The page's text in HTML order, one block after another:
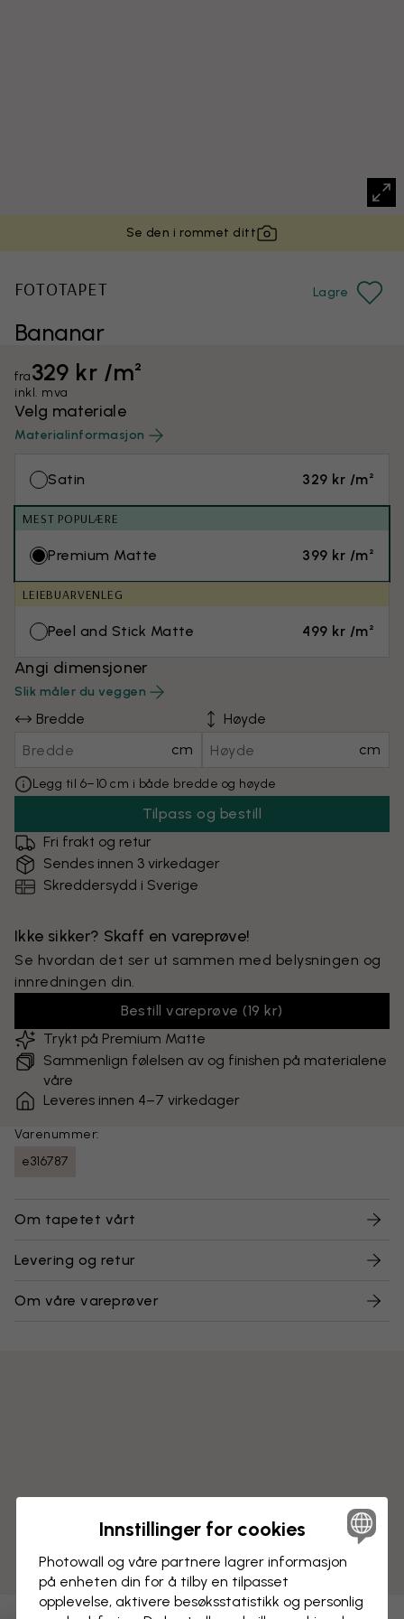
Se den i rommet ditt
Bananar
FOTOTAPET Lagre
fra329 kr /m²
inkl. mva
Velg materiale
Materialinformasjon
Satin 329 kr /m²
MEST POPULÆRE
Premium Matte 399 kr /m²
LEIEBUARVENLEG
Peel and Stick Matte 499 kr /m²
Angi dimensjoner
Slik måler du veggen
Bredde
cm
Høyde
cm
Legg til 6–10 cm i både bredde og høyde
Tilpass og bestill
Fri frakt og retur
Sendes innen 3 virkedager
Skreddersydd i Sverige
Ikke sikker? Skaff en vareprøve!
Se hvordan det ser ut sammen med belysningen og
innredningen din.
Bestill vareprøve (19 kr)
Trykt på Premium Matte
Sammenlign følelsen av og finishen på materialene
våre
Leveres innen 4–7 virkedager
Varenummer:
e316787
Om tapetet vårt
Levering og retur
Om våre vareprøver
Innstillinger for cookies
Photowall og våre partnere lagrer informasjon
på enheten din for å tilby en tilpasset
opplevelse, aktivere besøks­statistikk og personlig